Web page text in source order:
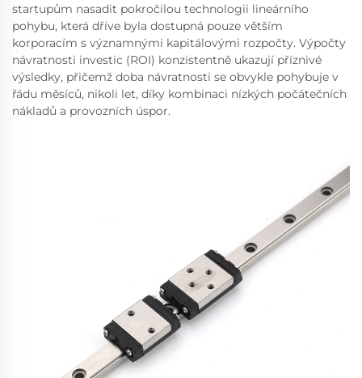
startupům nasadit pokročilou technologii lineárního
pohybu, která dříve byla dostupná pouze větším
korporacím s významnými kapitálovými rozpočty. Výpočty
návratnosti investic (ROI) konzistentně ukazují příznivé
výsledky, přičemž doba návratnosti se obvykle pohybuje v
řádu měsíců, nikoli let, díky kombinaci nízkých počátečních
nákladů a provozních úspor.